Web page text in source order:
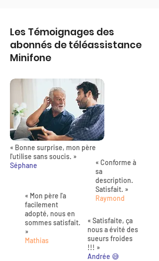
Les Témoignages des
abonnés de téléassistance
Minifone
« Bonne surprise, mon père
l'utilise sans soucis. »
Séphane
« Mon père l'a
facilement
adopté, nous en
sommes satisfait.
»
Mathias
« Conforme à
sa
description.
Satisfait. »
Raymond
« Satisfaite, ça
nous a évité des
sueurs froides
!!! »
Andrée 😅